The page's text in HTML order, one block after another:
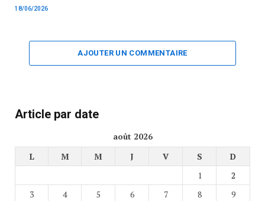
18/06/2026
AJOUTER UN COMMENTAIRE
Article par date
août 2026
L
M M J V S
D
1
2
3
4 5 6 7 8
9